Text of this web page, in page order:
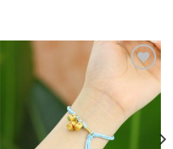
Add to